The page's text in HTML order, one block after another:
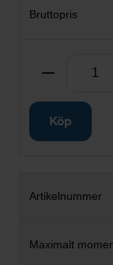
Ta bort
Köp